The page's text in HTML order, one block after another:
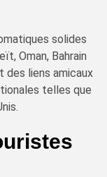
solides
Oman, Bahrain
des liens amicaux
telles que